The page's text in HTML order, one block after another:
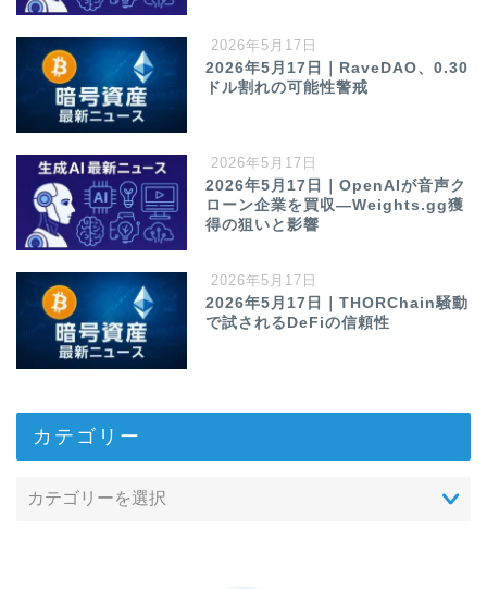
2026年5月17日
2026年5月17日｜RaveDAO、0.30
ドル割れの可能性警戒
2026年5月17日
2026年5月17日｜OpenAIが音声ク
ローン企業を買収—Weights.gg獲
得の狙いと影響
2026年5月17日
2026年5月17日｜THORChain騒動
で試されるDeFiの信頼性
カテゴリー